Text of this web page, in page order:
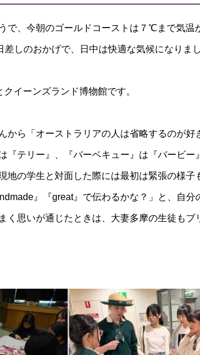
で、今朝のゴールドコーストは７℃まで気温
しのおかげで、日中は快適な気候になりま
イーンズランド博物館です。
から「オーストラリアの人は省略するのが
『テリー』、『バーベキュー』は『バービ
地の学生と対面した際には最初は緊張の様
』『great』で伝わるかな？」と、自分
く思いが通じたときは、大妻多摩の生徒も